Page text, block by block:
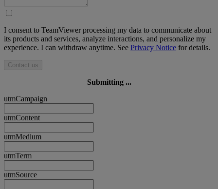
I consent to TeamViewer processing my data to communicate about
its products and services, analyze interactions, and personalize my
experience. I can withdraw anytime. See Privacy Notice for details.
Contact us
Submitting ...
utmCampaign
utmContent
utmMedium
utmTerm
utmSource